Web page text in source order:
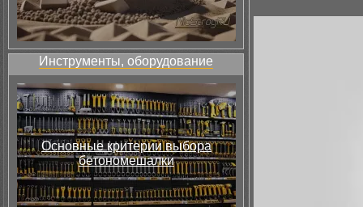
Инструменты, оборудование
Основные критерии выбора
бетономешалки